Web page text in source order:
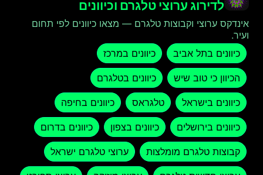
לדירוג ערוצי טלגרם וכיוונים
אינדקס ערוצי וקבוצות טלגרם — מצאו כיוונים לפי תחום
ועיר.
כיוונים בתל אביב
כיוונים במרכז
הכיוון כי טוב שיש כיוונים בטלגרם
כיוונים בישראל טלגראס כיוונים בחיפה
כיוונים בירושלים כיוונים בצפון כיוונים בדרום
קבוצות טלגרם מומלצות ערוצי טלגרם ישראל